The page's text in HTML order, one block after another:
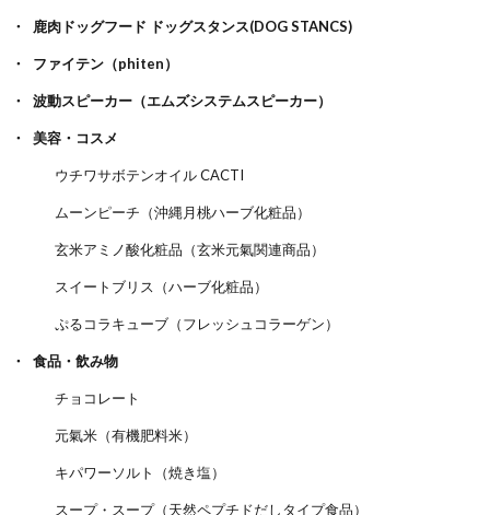
鹿肉ドッグフード ドッグスタンス(DOG STANCS)
ファイテン（phiten）
波動スピーカー（エムズシステムスピーカー）
美容・コスメ
ウチワサボテンオイル CACTI
ムーンピーチ（沖縄月桃ハーブ化粧品）
玄米アミノ酸化粧品（玄米元氣関連商品）
スイートブリス（ハーブ化粧品）
ぷるコラキューブ（フレッシュコラーゲン）
食品・飲み物
チョコレート
元氣米（有機肥料米）
キパワーソルト（焼き塩）
スープ・スープ（天然ペプチドだしタイプ食品）